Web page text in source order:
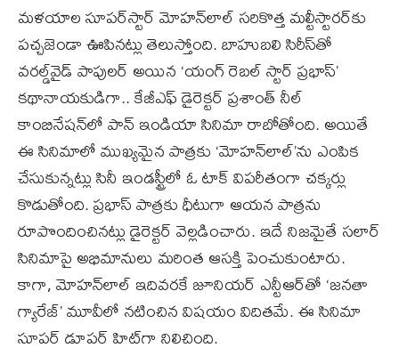
మళయాల సూపర్‌స్టార్‌ మోహన్‌లాల్‌ సరికొత్త మల్టీస్టారర్‌కు
పచ్చజెండా ఊపినట్లు తెలుస్తోంది. బాహుబలి సిరీస్‌తో
వరల్డ్‌వైడ్‌ పాపులర్‌ అయిన ‘యంగ్‌ రెబల్‌ స్టార్‌ ప్రభాస్‌’
కథానాయకుడిగా.. కేజీఎఫ్‌ డైరెక్టర్‌ ప్రశాంత్‌ నీల్‌
కాంబినేషన్‌లో పాన్‌ ఇండియా సినిమా రాబోతోంది. అయితే
ఈ సినిమాలో ముఖ్యమైన పాత్రకు ‘మోహన్‌లాల్‌’ను ఎంపిక
చేసుకున్నట్లు సినీ ఇండస్ట్రీలో ఓ టాక్‌ విపరీతంగా చక్కర్లు
కొడుతోంది. ప్రభాస్‌ పాత్రకు ధీటుగా ఆయన పాత్రను
రూపొందించినట్లు డైరెక్టర్‌ వెల్లడించారు. ఇదే నిజమైతే సలార్‌
సినిమాపై అభిమానులు మరింత ఆసక్తి పెంచుకుంటారు.
కాగా, మోహన్‌లాల్‌ ఇదివరకే జూనియర్ ఎన్టీఆర్‌తో ‘జనతా
గ్యారేజ్‌’ మూవీలో నటించిన విషయం విదితమే. ఈ సినిమా
సూపర్ డూపర్‌ హిట్‌గా నిలిచింది.